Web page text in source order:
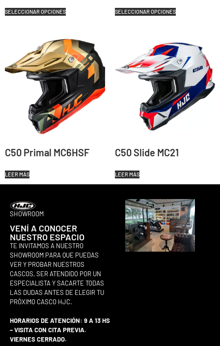
SELECCIONAR OPCIONES SELECCIONAR OPCIONES
C50 Primal MC6HSF
LEER MÁS
C50 Slide MC21
LEER MÁS
SHOWROOM
VENÍ A CONOCER
NUESTRO ESPACIO
TE INVITAMOS A NUESTRO
SHOWROOM PARA QUE PUEDAS
VER Y PROBAR NUESTROS
CASCOS, SER ATENDIDO POR UN
ESPECIALISTA Y SACARTE TODAS
LAS DUDAS ANTES DE ELEGIR TU
PRÓXIMO CASCO HJC.
HORARIOS DE ATENCIÓN: 9 A 13 HS
– VISITA CON CITA PREVIA.
VIERNES CERRADO.